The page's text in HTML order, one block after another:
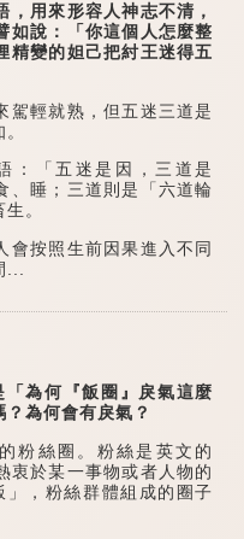
用來形容人神志不清，
如說：「你這個人怎麼整
精變的妲己把紂王迷得五
輕就熟，但五迷三道是
「五迷是因，三道是
、睡；三道則是「六道輪
。
按照生前因果進入不同
為何『飯圈』戾氣這麼
為何會有戾氣？
絲圈。粉絲是英文的
衷於某一事物或者人物的
，粉絲群體組成的圈子